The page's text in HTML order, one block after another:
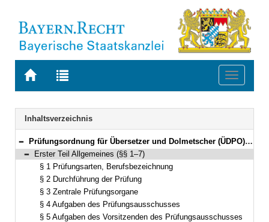
Zur
BAYERN.RECHT
Zur
letzten
Suche
Toggle
Navigation
Inhaltsverzeichnis
Bereich reduzieren
Prüfungsordnung für Übersetzer und Dolmetscher (ÜDPO) Vom 7. Mai 2001 (GVBl. S. 255) BayRS 2236-9-3-K (§§ 1–30)
Bereich reduzieren
Erster Teil Allgemeines (§§ 1–7)
§ 1 Prüfungsarten, Berufsbezeichnung
§ 2 Durchführung der Prüfung
§ 3 Zentrale Prüfungsorgane
§ 4 Aufgaben des Prüfungsausschusses
§ 5 Aufgaben des Vorsitzenden des Prüfungsausschusses